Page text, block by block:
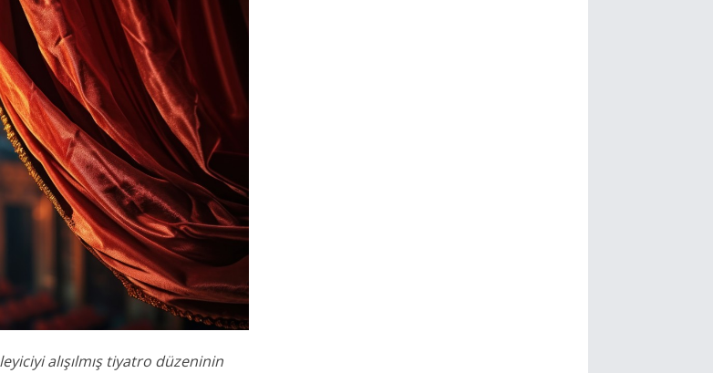
alışılmış tiyatro düzeninin